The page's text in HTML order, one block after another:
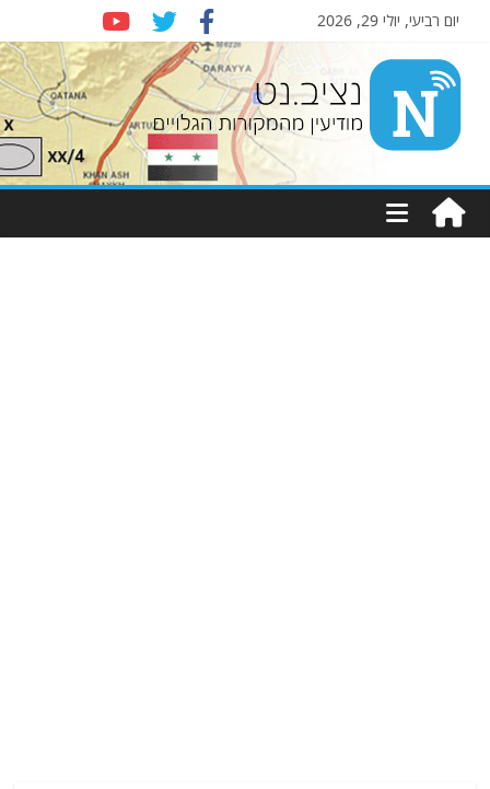
יום רביעי, יולי 29, 2026
Nziv.net
מודיעין
מהמקורות